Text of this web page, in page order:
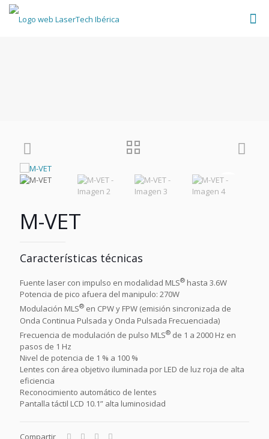
M-VET
Características técnicas
Fuente laser con impulso en modalidad MLS® hasta 3.6W
Potencia de pico afuera del manipulo: 270W
Modulación MLS® en CPW y FPW (emisión sincronizada de
Onda Continua Pulsada y Onda Pulsada Frecuenciada)
Frecuencia de modulación de pulso MLS® de 1 a 2000 Hz en
pasos de 1 Hz
Nivel de potencia de 1 % a 100 %
Lentes con área objetivo iluminada por LED de luz roja de alta
eficiencia
Reconocimiento automático de lentes
Pantalla táctil LCD 10.1” alta luminosidad
Compartir